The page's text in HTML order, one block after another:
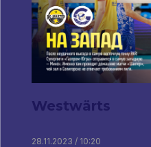
Westwärts
28.11.2023 / 10:20